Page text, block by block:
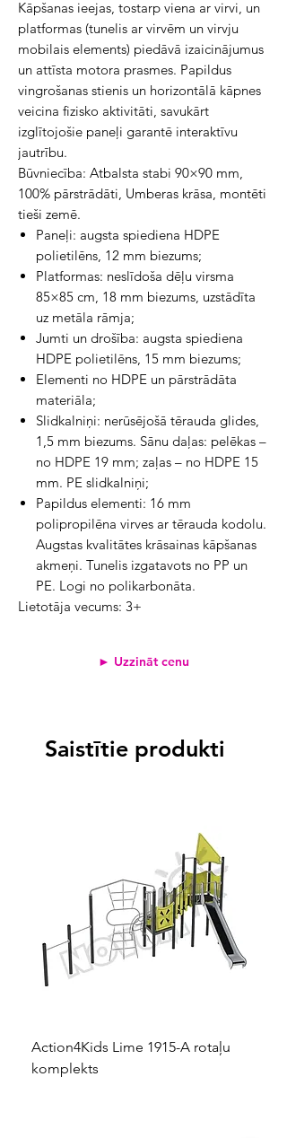
Kāpšanas ieejas, tostarp viena ar virvi, un
platformas (tunelis ar virvēm un virvju
mobilais elements) piedāvā izaicinājumus
un attīsta motora prasmes. Papildus
vingrošanas stienis un horizontālā kāpnes
veicina fizisko aktivitāti, savukārt
izglītojošie paneļi garantē interaktīvu
jautrību.
Būvniecība: Atbalsta stabi 90×90 mm,
100% pārstrādāti, Umberas krāsa, montēti
tieši zemē.
Paneļi: augsta spiediena HDPE
polietilēns, 12 mm biezums;
Platformas: neslīdoša dēļu virsma
85×85 cm, 18 mm biezums, uzstādīta
uz metāla rāmja;
Jumti un drošība: augsta spiediena
HDPE polietilēns, 15 mm biezums;
Elementi no HDPE un pārstrādāta
materiāla;
Slidkalniņi: nerūsējošā tērauda glides,
1,5 mm biezums. Sānu daļas: pelēkas –
no HDPE 19 mm; zaļas – no HDPE 15
mm. PE slidkalniņi;
Papildus elementi: 16 mm
polipropilēna virves ar tērauda kodolu.
Augstas kvalitātes krāsainas kāpšanas
akmeņi. Tunelis izgatavots no PP un
PE. Logi no polikarbonāta.
Lietotāja vecums: 3+
► Uzzināt cenu
Saistītie produkti
Action4Kids Lime 1915-A rotaļu
komplekts